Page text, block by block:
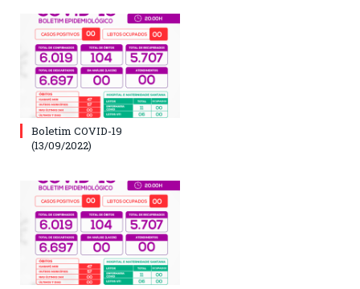
Boletim COVID-19
(13/09/2022)